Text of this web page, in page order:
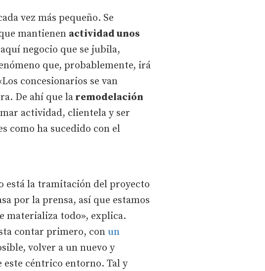
vez más pequeño. Se
mantienen actividad unos
negocio que se jubila,
que, probablemente, irá
concesionarios se van
De ahí que laremodelación
actividad, clientela y ser
como ha sucedido con el
está la tramitación del proyecto
por la prensa, así que estamos
materializa todo», explica.
contar primero, con un
volver a un nuevo y
este céntrico entorno. Tal y